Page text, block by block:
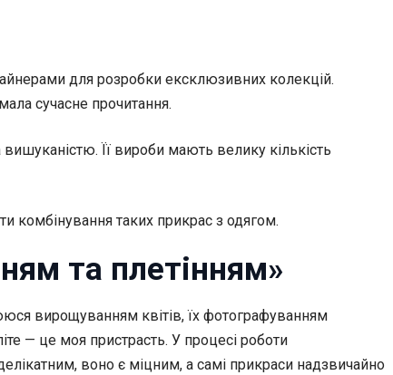
для розробки ексклюзивних колекцій.
сучасне прочитання.
Її вироби мають велику кількість
комбінування таких прикрас з одягом.
та плетінням»
вирощуванням квітів, їх фотографуванням
— це моя пристрасть. У процесі роботи
воно є міцним, а самі прикраси надзвичайно